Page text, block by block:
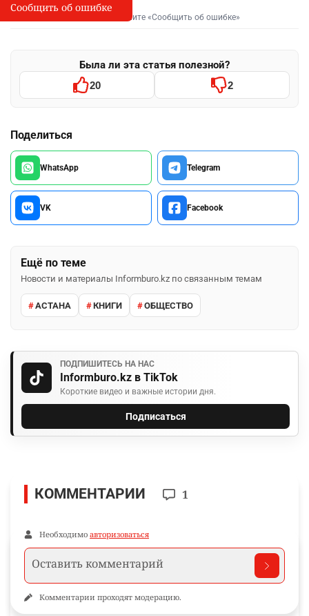
I
Сообщить об опечатке
Выделите фрагмент и нажмите «Сообщить об ошибке»
Была ли эта статья полезной?
20 2
Поделиться
WhatsApp Telegram
VK Facebook
Ещё по теме
Новости и материалы Informburo.kz по связанным темам
АСТАНА КНИГИ ОБЩЕСТВО
ПОДПИШИТЕСЬ НА НАС
Informburo.kz в TikTok
Короткие видео и важные истории дня.
Подписаться
Сообщить об ошибке
КОММЕНТАРИИ 1
Необходимо авторизоваться
Комментарии проходят модерацию.